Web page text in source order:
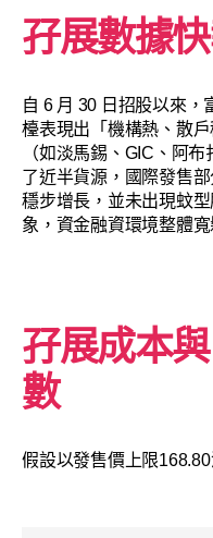
孖展數據
自 6 月 30 日招股以來
檯表現出「機構熱、散
（如淡馬錫、GIC、阿
了近半貨源，國際發售
穩步增長，並未出現蚊
象，資金融資環境整體寬
孖展成本
數
假設以發售價上限